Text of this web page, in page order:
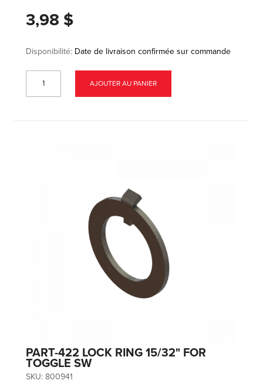
3,98 $
Disponibilité: Date de livraison confirmée sur commande
AJOUTER AU PANIER
PART-422 LOCK RING 15/32" FOR
TOGGLE SW
SKU: 800941